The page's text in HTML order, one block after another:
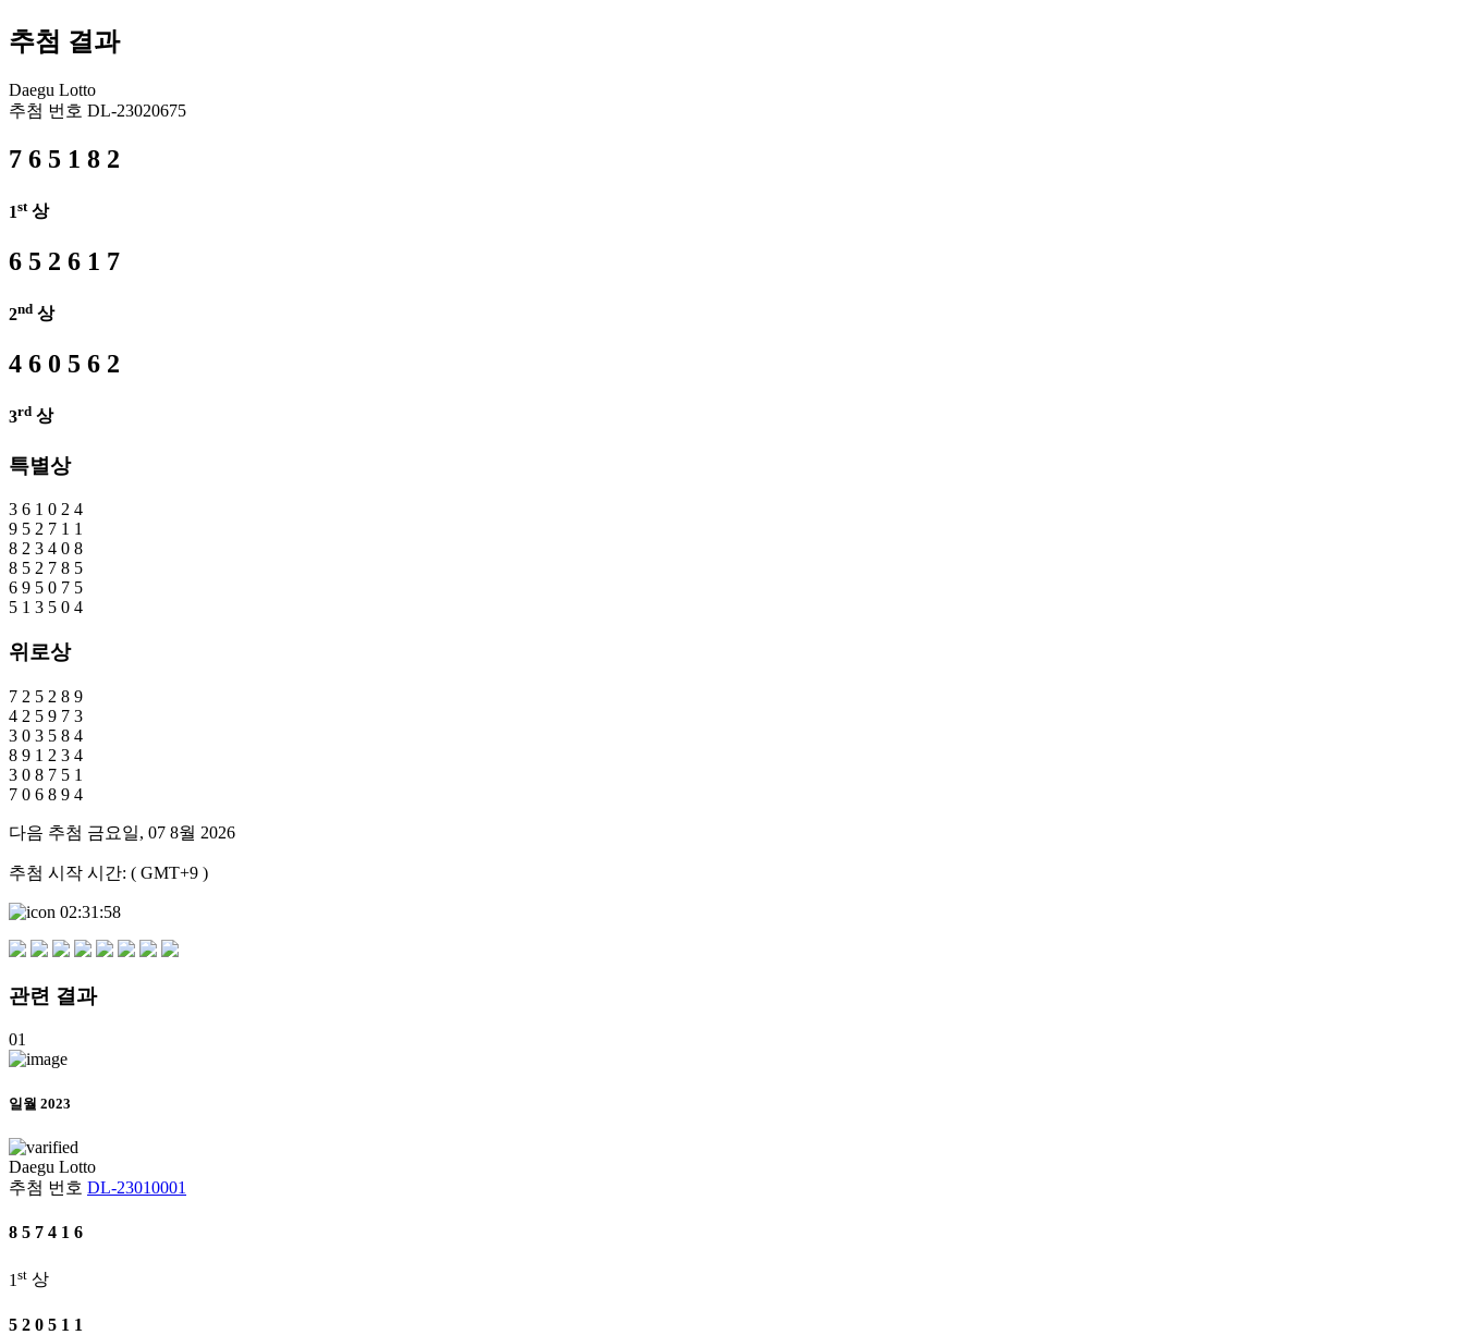
추첨 결과
Daegu Lotto
추첨 번호 DL-23020675
7 6 5 1 8 2
1st상
6 5 2 6 1 7
2nd 상
4 6 0 5 6 2
3rd 상
특별상
3 6 1 0 2 4
9 5 2 7 1 1
8 2 3 4 0 8
8 5 2 7 8 5
6 9 5 0 7 5
5 1 3 5 0 4
위로상
7 2 5 2 8 9
4 2 5 9 7 3
3 0 3 5 8 4
8 9 1 2 3 4
3 0 8 7 5 1
7 0 6 8 9 4
다음 추첨 금요일, 07 8월 2026
추첨 시작 시간: ( GMT+9 )
02:31:58
관련 결과
01
일월 2023
Daegu Lotto
추첨 번호 DL-23010001
8 5 7 4 1 6
1 st 상
5 2 0 5 1 1